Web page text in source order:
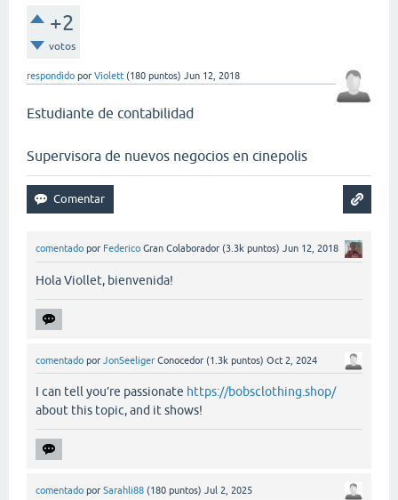
+2
votos
respondido por Violett (180 puntos) Jun 12, 2018
Estudiante de contabilidad
Supervisora de nuevos negocios en cinepolis
comentado por Federico Gran Colaborador (3.3k puntos) Jun 12, 2018
Hola Viollet, bienvenida!
comentado por JonSeeliger Conocedor (1.3k puntos) Oct 2, 2024
I can tell you’re passionate https://bobsclothing.shop/
about this topic, and it shows!
comentado por Sarahli88 (180 puntos) Jul 2, 2025